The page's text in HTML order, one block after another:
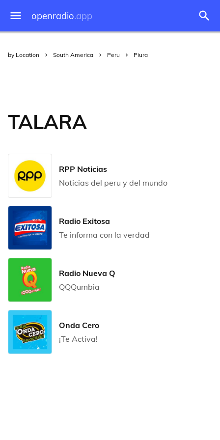
openradio.app
by Location South America Peru Piura
TALARA
RPP Noticias
Noticias del peru y del mundo
Radio Exitosa
Te informa con la verdad
Radio Nueva Q
QQQumbia
Onda Cero
¡Te Activa!